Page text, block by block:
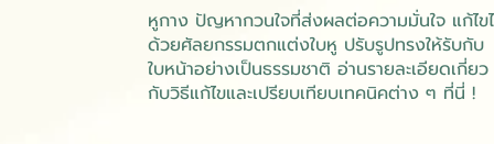
หูกาง ปัญหากวนใจที่ส่งผลต่อความมั่นใจ แก้ไข
ด้วยศัลยกรรมตกแต่งใบหู ปรับรูปทรงให้รับกับ
ใบหน้าอย่างเป็นธรรมชาติ อ่านรายละเอียดเกี่ยว
กับวิธีแก้ไขและเปรียบเทียบเทคนิคต่าง ๆ ที่นี่ !